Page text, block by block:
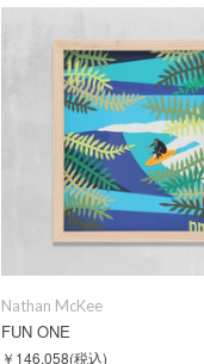
Nathan McKee
FUN ONE
￥146,058(税込)